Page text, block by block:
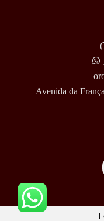
Avenida da